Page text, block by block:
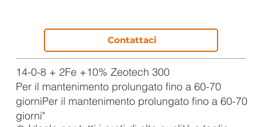
14-0-8 + 2Fe +10% Zeotech 300
Per il mantenimento prolungato fino a 60-70
giorniPer il mantenimento prolungato fino a 60-70
giorni"
Contattaci